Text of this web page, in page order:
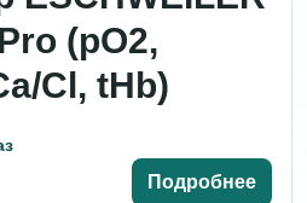
(pO2,
Cl, tHb)
Подробнее